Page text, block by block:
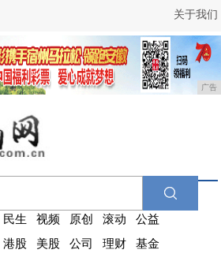
关于我们
广告
民生 视频 原创 滚动
公益
港股 美股 公司 理财
基金